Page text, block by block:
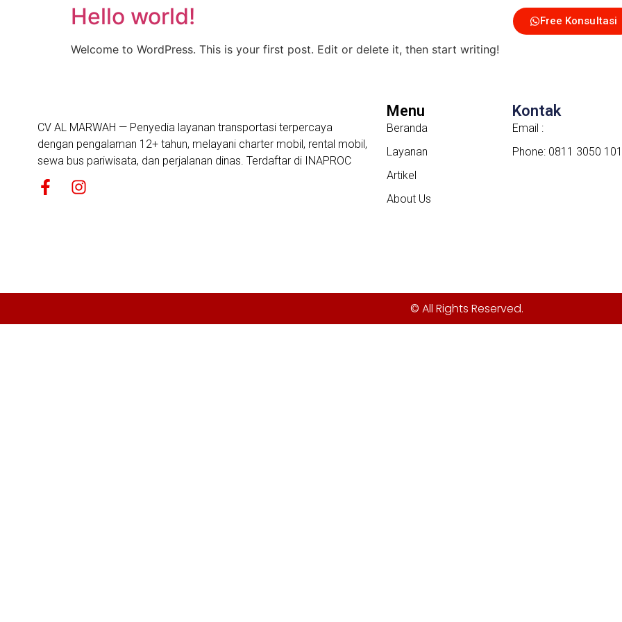
Free Konsultasi
Hello world!
Welcome to WordPress. This is your first post. Edit or delete it, then start writing!
CV AL MARWAH — Penyedia layanan transportasi terpercaya
dengan pengalaman 12+ tahun, melayani charter mobil, rental mobil,
sewa bus pariwisata, dan perjalanan dinas. Terdaftar di INAPROC
Menu
Beranda
Layanan
Artikel
About Us
Kontak
Email :
Phone: 0811 3050
© All Rights Reserved.